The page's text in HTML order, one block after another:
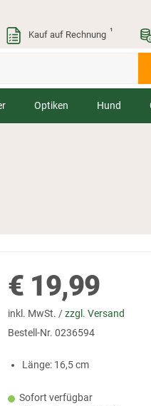
Kauf auf Rechnung ¹
Optiken Hund
€ 19,99
inkl. MwSt. /zzgl. Versand
Bestell-Nr. 0236594
Länge: 16,5 cm
Sofort verfügbar